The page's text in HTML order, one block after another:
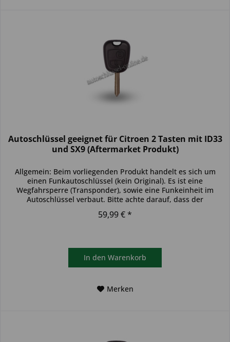
Autoschlüssel geeignet für Citroen 2 Tasten mit ID33
und SX9 (Aftermarket Produkt)
Allgemein: Beim vorliegenden Produkt handelt es sich um
einen Funkautoschlüssel (kein Original). Es ist eine
Wegfahrsperre (Transponder), sowie eine Funkeinheit im
Autoschlüssel verbaut. Bitte achte darauf, dass der
59,99 € *
In den Warenkorb
Merken